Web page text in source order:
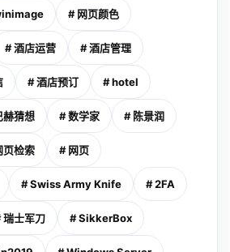
# 网页颜色
# 酒店运营 # 酒店管理
# 酒店预订 # hotel
赫猜想 # 数学家 # 陈景润
页检索 # 网页
# Swiss Army Knife # 2FA
瑞士军刀 # SikkerBox